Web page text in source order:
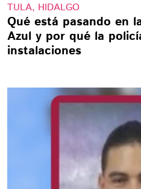
TULA, HIDALGO
Qué está pasando en
Azul y por qué la
instalaciones